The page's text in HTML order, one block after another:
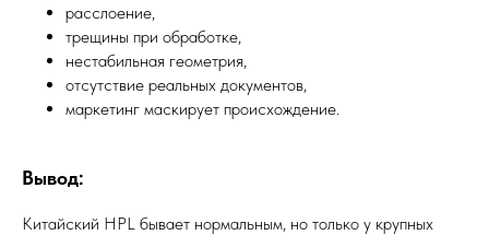
расслоение,
трещины при обработке,
нестабильная геометрия,
отсутствие реальных документов,
маркетинг маскирует происхождение.
Вывод:
Китайский HPL бывает нормальным, но только у крупных